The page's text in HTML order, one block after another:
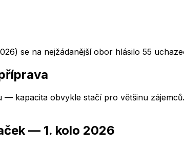
se na nejžádanější obor hlásilo 55
— kapacita obvykle stačí pro většinu
— 1. kolo 2026